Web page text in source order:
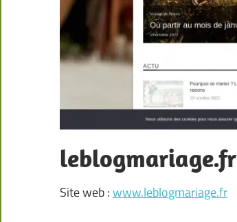
leblogmariage.fr
Site web :www.leblogmariage.fr